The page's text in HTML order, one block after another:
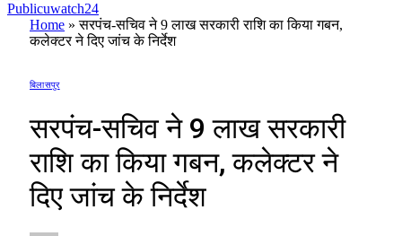
Publicuwatch24
Home »सरपंच-सचिव ने 9 लाख सरकारी राशि का किया गबन,
कलेक्टर ने दिए जांच के निर्देश
बिलासपुर
सरपंच-सचिव ने 9 लाख सरकारी
राशि का किया गबन, कलेक्टर ने
दिए जांच के निर्देश